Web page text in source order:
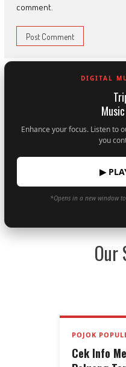
comment.
DIGITAL
Enhance your focus. Listen to
you
▶
*Opens in a new window
Our
POJOK
Cek Info